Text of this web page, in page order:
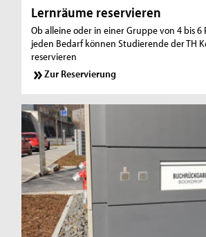
Lernräume reservieren
Ob alleine oder in einer Gruppe von 4 bis 6
jeden Bedarf können Studierende der TH
reservieren
Zur Reservierung